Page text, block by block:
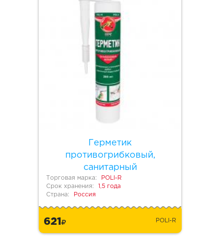
Герметик
противогрибковый,
санитарный
Торговая марка:
POLI-R
Срок хранения:
1,5 года
Страна:
Россия
621 POLI-R